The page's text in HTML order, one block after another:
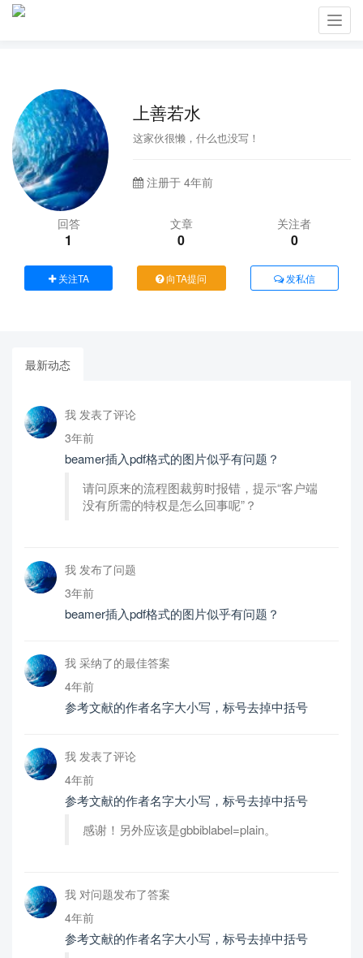
上善若水
这家伙很懒，什么也没写！
注册于 4年前
回答
1
文章
0
关注者
0
关注TA 向TA提问 发私信
最新动态
我 发表了评论
3年前
beamer插入pdf格式的图片似乎有问题？
请问原来的流程图裁剪时报错，提示“客户端
没有所需的特权是怎么回事呢”？
我 发布了问题
3年前
beamer插入pdf格式的图片似乎有问题？
我 采纳了的最佳答案
4年前
参考文献的作者名字大小写，标号去掉中括号
我 发表了评论
4年前
参考文献的作者名字大小写，标号去掉中括号
感谢！另外应该是gbbiblabel=plain。
我 对问题发布了答案
4年前
参考文献的作者名字大小写，标号去掉中括号